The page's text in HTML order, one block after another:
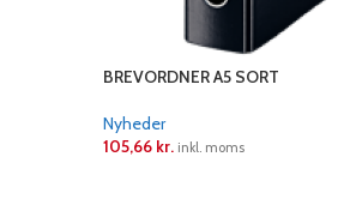
BREVORDNER A5 SORT
Nyheder
105,66 kr. inkl. moms